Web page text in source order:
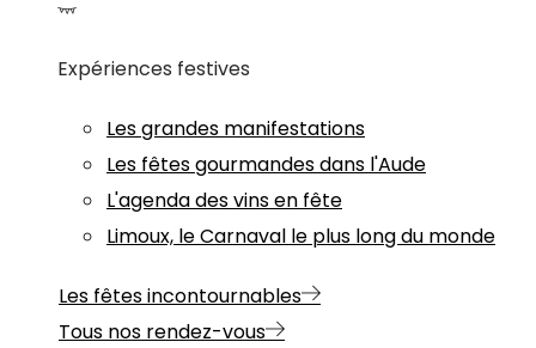
Expériences festives
Les grandes manifestations
Les fêtes gourmandes dans l'Aude
L'agenda des vins en fête
Limoux, le Carnaval le plus long du monde
Les fêtes incontournables
Tous nos rendez-vous